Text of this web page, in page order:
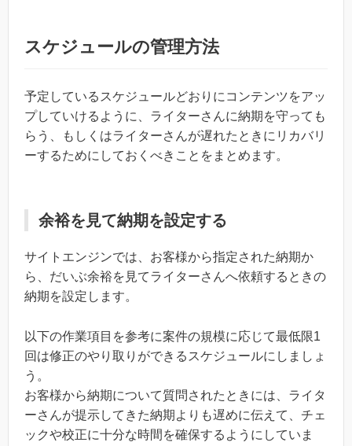
スケジュールの管理方法
予定しているスケジュールどおりにコンテンツをアッ
プしていけるように、ライターさんに納期を守っても
らう、もしくはライターさんが遅れたときにリカバリ
ーするためにしておくべきことをまとめます。
余裕を見て納期を設定する
サイトエンジンでは、お客様から指定された納期か
ら、だいぶ余裕を見てライターさんへ依頼するときの
納期を設定します。
以下の作業項目を参考に案件の規模に応じて最低限1
回は修正のやり取りができるスケジュールにしましょ
う。
お客様から納期について質問されたときには、ライタ
ーさんが提示してきた納期よりも遅めに伝えて、チェ
ックや校正に十分な時間を確保するようにしていま